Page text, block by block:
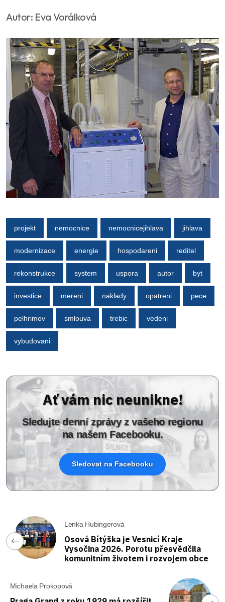
Autor: Eva Vorálková
projekt nemocnice nemocnicejihlava jihlava
modernizace energie hospodareni reditel
rekonstrukce system uspora autor byt
investice mereni naklady opatreni pece
pelhrimov smlouva trebic vedeni
vybudovani
Ať vám nic neunikne!
Sledujte denní zprávy z vašeho regionu
na našem Facebooku.
Sledovat na Facebooku
Lenka Hubingerová
Osová Bítýška je Vesnicí Kraje
Vysočina 2026. Porotu přesvědčila
komunitním životem i rozvojem obce
Michaela Prokopová